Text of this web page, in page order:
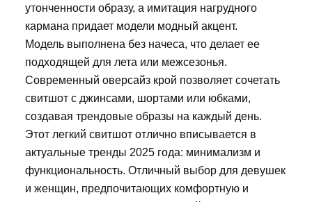
утонченности образу, а имитация нагрудного
кармана придает модели модный акцент.
Модель выполнена без начеса, что делает ее
подходящей для лета или межсезонья.
Современный оверсайз крой позволяет сочетать
свитшот с джинсами, шортами или юбками,
создавая трендовые образы на каждый день.
Этот легкий свитшот отлично вписывается в
актуальные тренды 2025 года: минимализм и
функциональность. Отличный выбор для девушек
и женщин, предпочитающих комфортную и